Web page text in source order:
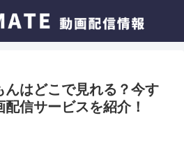
んはどこで見れる？今す
信サービスを紹介！